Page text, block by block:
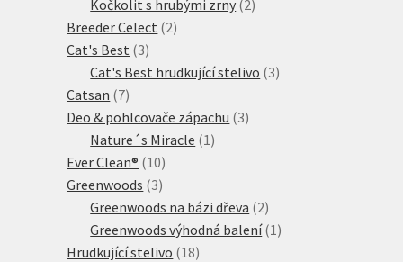
Kočkolit s hrubými zrny 2
Breeder Celect 22
Cat's Best 33
produkty
Cat's Best hrudkující stelivo 33
Catsan 77
produktů
Deo & pohlcovače zápachu 33
Nature´s Miracle 1 1
Ever Clean® 1010
produktů
Greenwoods 33
produkty
Greenwoods na bázi dřeva 22
produkty
Greenwoods výhodná balení 1 1
Hrudkující stelivo 1818